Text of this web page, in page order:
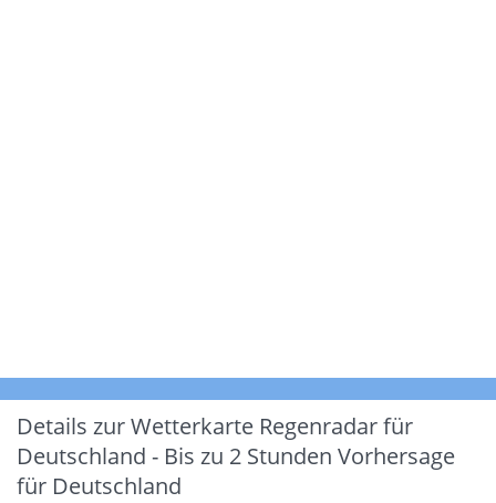
Details zur Wetterkarte Regenradar für
Deutschland - Bis zu 2 Stunden Vorhersage
für Deutschland